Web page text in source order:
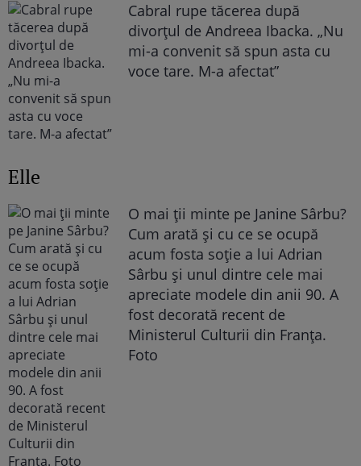
Cabral rupe tăcerea după
divorțul de Andreea Ibacka. „Nu
mi-a convenit să spun asta cu
voce tare. M-a afectat”
Elle
O mai ții minte pe Janine Sârbu?
Cum arată și cu ce se ocupă
acum fosta soție a lui Adrian
Sârbu și unul dintre cele mai
apreciate modele din anii 90. A
fost decorată recent de
Ministerul Culturii din Franța.
Foto